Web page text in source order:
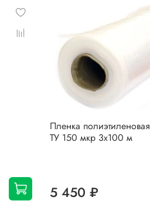
Пленка полиэтиленовая
ТУ 150 мкр 3х100 м
5 450 ₽